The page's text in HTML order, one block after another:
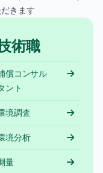
きます
術職
償コンサル
ント
境調査
境分析
量